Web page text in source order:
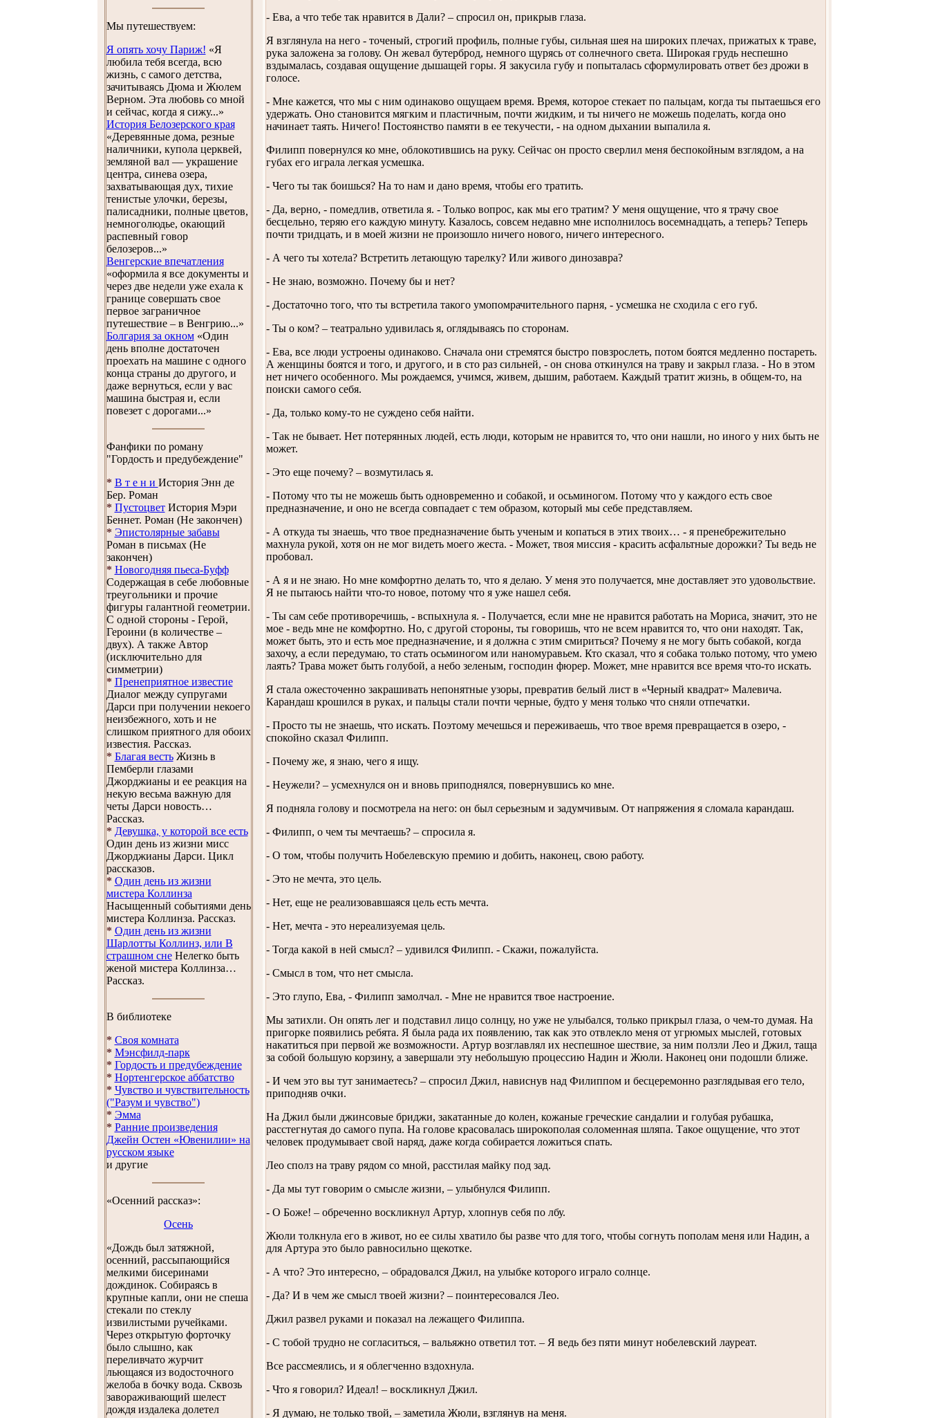
Мы путешествуем:
Я опять хочу Париж! «Я
любила тебя всегда, всю
жизнь, с самого детства,
зачитываясь Дюма и Жюлем
Верном. Эта любовь со мной
и сейчас, когда я сижу...»
История Белозерского края
«Деревянные дома, резные
наличники, купола церквей,
земляной вал — украшение
центра, синева озера,
захватывающая дух, тихие
тенистые улочки, березы,
палисадники, полные цветов,
немноголюдье, окающий
распевный говор
белозеров...»
Венгерские впечатления
«оформила я все документы и
через две недели уже ехала к
границе совершать свое
первое заграничное
путешествие – в Венгрию...»
Болгария за окном«Один
день вполне достаточен
проехать на машине с одного
конца страны до другого, и
даже вернуться, если у вас
машина быстрая и, если
повезет с дорогами...»
Фанфики по роману
"Гордость и предубеждение"
* В т е н и История Энн де
Бер. Роман
* ПустоцветИстория Мэри
Беннет. Роман (Не закончен)
* Эпистолярные забавы
Роман в письмах (Не
закончен)
* Новогодняя пьеса-Буфф
Содержащая в себе любовные
треугольники и прочие
фигуры галантной геометрии.
С одной стороны - Герой,
Героини (в количестве –
двух). А также Автор
(исключительно для
симметрии)
* Пренеприятное известие
Диалог между супругами
Дарси при получении некоего
неизбежного, хоть и не
слишком приятного для обоих
известия. Рассказ.
* Благая вестьЖизнь в
Пемберли глазами
Джорджианы и ее реакция на
некую весьма важную для
четы Дарси новость…
Рассказ.
* Девушка, у которой все есть
Один день из жизни мисс
Джорджианы Дарси. Цикл
рассказов.
* Один день из жизни
мистера Коллинза
Насыщенный событиями день
мистера Коллинза. Рассказ.
* Один день из жизни
Шарлотты Коллинз, или В
страшном снеНелегко быть
женой мистера Коллинза…
Рассказ.
В библиотеке
* Своя комната
* Мэнсфилд-парк
* Гордость и предубеждение
* Нортенгерское аббатство
* Чувство и чувствительность
("Разум и чувство")
* Эмма
* Ранние произведения
Джейн Остен «Ювенилии» на
русском языке
и другие
«Осенний рассказ»:
Осень
«Дождь был затяжной,
осенний, рассыпающийся
мелкими бисеринами
дождинок. Собираясь в
крупные капли, они не спеша
стекали по стеклу
извилистыми ручейками.
Через открытую форточку
было слышно, как
переливчато журчит
льющаяся из водосточного
желоба в бочку вода. Сквозь
завораживающий шелест
дождя издалека долетел
- Ева, а что тебе так нравится в Дали? – спросил он, прикрыв глаза.
Я взглянула на него - точеный, строгий профиль, полные губы, сильная шея на широких плечах, прижатых к траве,
рука заложена за голову. Он жевал бутерброд, немного щурясь от солнечного света. Широкая грудь неспешно
вздымалась, создавая ощущение дышащей горы. Я закусила губу и попыталась сформулировать ответ без дрожи в
голосе.
- Мне кажется, что мы с ним одинаково ощущаем время. Время, которое стекает по пальцам, когда ты пытаешься его
удержать. Оно становится мягким и пластичным, почти жидким, и ты ничего не можешь поделать, когда оно
начинает таять. Ничего! Постоянство памяти в ее текучести, - на одном дыхании выпалила я.
Филипп повернулся ко мне, облокотившись на руку. Сейчас он просто сверлил меня беспокойным взглядом, а на
губах его играла легкая усмешка.
- Чего ты так боишься? На то нам и дано время, чтобы его тратить.
- Да, верно, - помедлив, ответила я. - Только вопрос, как мы его тратим? У меня ощущение, что я трачу свое
бесцельно, теряю его каждую минуту. Казалось, совсем недавно мне исполнилось восемнадцать, а теперь? Теперь
почти тридцать, и в моей жизни не произошло ничего нового, ничего интересного.
- А чего ты хотела? Встретить летающую тарелку? Или живого динозавра?
- Не знаю, возможно. Почему бы и нет?
- Достаточно того, что ты встретила такого умопомрачительного парня, - усмешка не сходила с его губ.
- Ты о ком? – театрально удивилась я, оглядываясь по сторонам.
- Ева, все люди устроены одинаково. Сначала они стремятся быстро повзрослеть, потом боятся медленно постареть.
А женщины боятся и того, и другого, и в сто раз сильней, - он снова откинулся на траву и закрыл глаза. - Но в этом
нет ничего особенного. Мы рождаемся, учимся, живем, дышим, работаем. Каждый тратит жизнь, в общем-то, на
поиски самого себя.
- Да, только кому-то не суждено себя найти.
- Так не бывает. Нет потерянных людей, есть люди, которым не нравится то, что они нашли, но иного у них быть не
может.
- Это еще почему? – возмутилась я.
- Потому что ты не можешь быть одновременно и собакой, и осьминогом. Потому что у каждого есть свое
предназначение, и оно не всегда совпадает с тем образом, который мы себе представляем.
- А откуда ты знаешь, что твое предназначение быть ученым и копаться в этих твоих… - я пренебрежительно
махнула рукой, хотя он не мог видеть моего жеста. - Может, твоя миссия - красить асфальтные дорожки? Ты ведь не
пробовал.
- А я и не знаю. Но мне комфортно делать то, что я делаю. У меня это получается, мне доставляет это удовольствие.
Я не пытаюсь найти что-то новое, потому что я уже нашел себя.
- Ты сам себе противоречишь, - вспыхнула я. - Получается, если мне не нравится работать на Мориса, значит, это не
мое - ведь мне не комфортно. Но, с другой стороны, ты говоришь, что не всем нравится то, что они находят. Так,
может быть, это и есть мое предназначение, и я должна с этим смириться? Почему я не могу быть собакой, когда
захочу, а если передумаю, то стать осьминогом или наномуравьем. Кто сказал, что я собака только потому, что умею
лаять? Трава может быть голубой, а небо зеленым, господин фюрер. Может, мне нравится все время что-то искать.
Я стала ожесточенно закрашивать непонятные узоры, превратив белый лист в «Черный квадрат» Малевича.
Карандаш крошился в руках, и пальцы стали почти черные, будто у меня только что сняли отпечатки.
- Просто ты не знаешь, что искать. Поэтому мечешься и переживаешь, что твое время превращается в озеро, -
спокойно сказал Филипп.
- Почему же, я знаю, чего я ищу.
- Неужели? – усмехнулся он и вновь приподнялся, повернувшись ко мне.
Я подняла голову и посмотрела на него: он был серьезным и задумчивым. От напряжения я сломала карандаш.
- Филипп, о чем ты мечтаешь? – спросила я.
- О том, чтобы получить Нобелевскую премию и добить, наконец, свою работу.
- Это не мечта, это цель.
- Нет, еще не реализовавшаяся цель есть мечта.
- Нет, мечта - это нереализуемая цель.
- Тогда какой в ней смысл? – удивился Филипп. - Скажи, пожалуйста.
- Смысл в том, что нет смысла.
- Это глупо, Ева, - Филипп замолчал. - Мне не нравится твое настроение.
Мы затихли. Он опять лег и подставил лицо солнцу, но уже не улыбался, только прикрыл глаза, о чем-то думая. На
пригорке появились ребята. Я была рада их появлению, так как это отвлекло меня от угрюмых мыслей, готовых
накатиться при первой же возможности. Артур возглавлял их неспешное шествие, за ним ползли Лео и Джил, таща
за собой большую корзину, а завершали эту небольшую процессию Надин и Жюли. Наконец они подошли ближе.
- И чем это вы тут занимаетесь? – спросил Джил, нависнув над Филиппом и бесцеремонно разглядывая его тело,
приподняв очки.
На Джил были джинсовые бриджи, закатанные до колен, кожаные греческие сандалии и голубая рубашка,
расстегнутая до самого пупа. На голове красовалась широкополая соломенная шляпа. Такое ощущение, что этот
человек продумывает свой наряд, даже когда собирается ложиться спать.
Лео сполз на траву рядом со мной, расстилая майку под зад.
- Да мы тут говорим о смысле жизни, – улыбнулся Филипп.
- О Боже! – обреченно воскликнул Артур, хлопнув себя по лбу.
Жюли толкнула его в живот, но ее силы хватило бы разве что для того, чтобы согнуть пополам меня или Надин, а
для Артура это было равносильно щекотке.
- А что? Это интересно, – обрадовался Джил, на улыбке которого играло солнце.
- Да? И в чем же смысл твоей жизни? – поинтересовался Лео.
Джил развел руками и показал на лежащего Филиппа.
- С тобой трудно не согласиться, – вальяжно ответил тот. – Я ведь без пяти минут нобелевский лауреат.
Все рассмеялись, и я облегченно вздохнула.
- Что я говорил? Идеал! – воскликнул Джил.
- Я думаю, не только твой, – заметила Жюли, взглянув на меня.